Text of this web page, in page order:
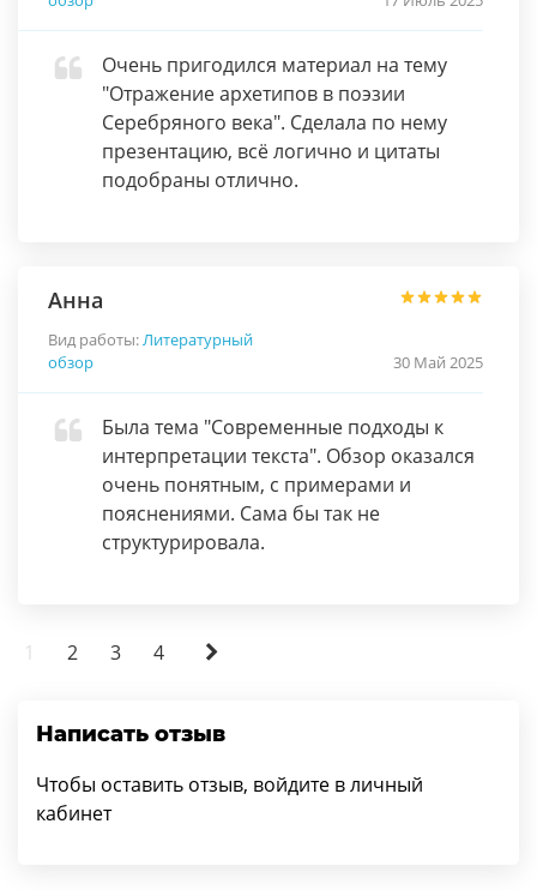
Очень пригодился материал на тему
"Отражение архетипов в поэзии
Серебряного века". Сделала по нему
презентацию, всё логично и цитаты
подобраны отлично.
Анна
Вид работы:Литературный
обзор
30 Май 2025
Была тема "Современные подходы к
интерпретации текста". Обзор оказался
очень понятным, с примерами и
пояснениями. Сама бы так не
структурировала.
1 2 3 4
Написать отзыв
Чтобы оставить отзыв, войдите в личный
кабинет